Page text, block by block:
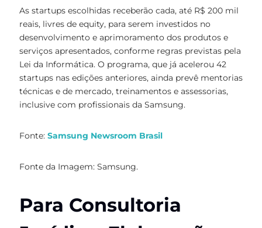
As startups escolhidas receberão cada, até R$ 200 mil
reais, livres de equity, para serem investidos no
desenvolvimento e aprimoramento dos produtos e
serviços apresentados, conforme regras previstas pela
Lei da Informática. O programa, que já acelerou 42
startups nas edições anteriores, ainda prevê mentorias
técnicas e de mercado, treinamentos e assessorias,
inclusive com profissionais da Samsung.
Fonte: Samsung Newsroom Brasil
Fonte da Imagem: Samsung.
Para Consultoria